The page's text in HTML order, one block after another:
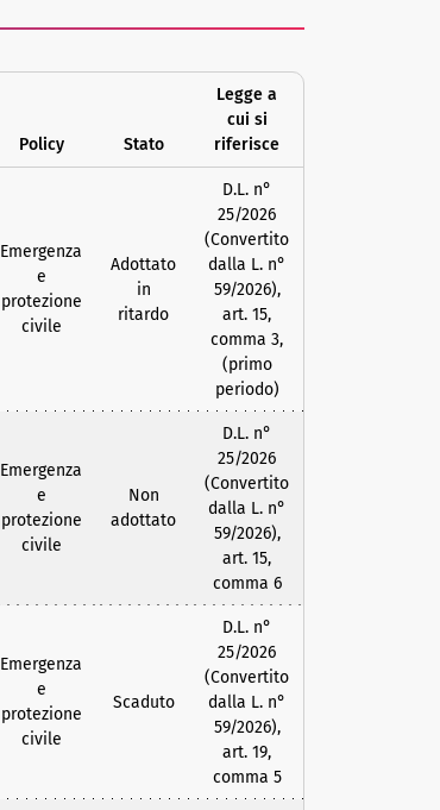
Policy Stato
Legge a
cui si
riferisce
Emergenza
e
protezione
civile
Adottato
in
ritardo
D.L. n°
25/2026
(Convertito
dalla L. n°
59/2026),
art. 15,
comma 3,
(primo
periodo)
Emergenza
e
protezione
civile
Non
adottato
D.L. n°
25/2026
(Convertito
dalla L. n°
59/2026),
art. 15,
comma 6
Emergenza
e
protezione
civile
Scaduto
D.L. n°
25/2026
(Convertito
dalla L. n°
59/2026),
art. 19,
comma 5